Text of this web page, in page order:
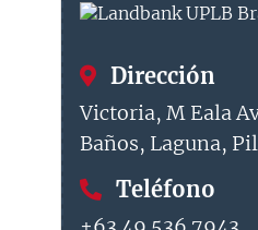
Dirección
Victoria, M Eala
Baños, Laguna,
Teléfono